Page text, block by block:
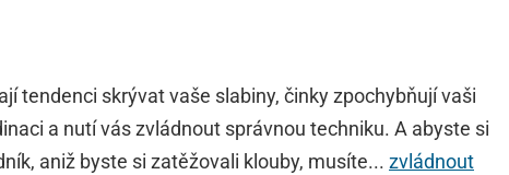
tendenci skrývat vaše slabiny, činky zpochybňují vaši
a nutí vás zvládnout správnou techniku. A abyste si
aniž byste si zatěžovali klouby, musíte... zvládnout